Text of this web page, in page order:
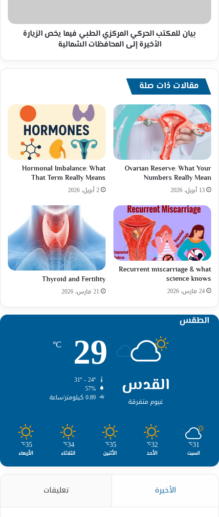
الأخيرة
بيان للمكتب الحركي المركزي الطبي فيما يخص الزيارة
الأخيرة إلى المحافظات الشمالية
مقالات ذات صلة
Ovarian Reserve: What Your
Numbers Really Mean
13 أبريل، 2026
Hormonal Imbalance: What
That Term Really Means
2 أبريل، 2026
Recurrent miscarriage & what
science knows
24 مارس، 2026
Thyroid and Fertility
21 مارس، 2026
الطقس
القدس
غيوم متفرقة
29
℃
57%
0.89 كيلومتر/ساعة
31
℃
السبت
32
℃
الأحد
35
℃
الأثنين
34
℃
الثلاثاء
35
℃
الأربعاء
الأخيرة تعليقات